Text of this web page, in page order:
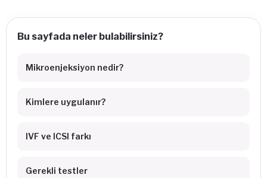
Bu sayfada neler bulabilirsiniz?
Mikroenjeksiyon nedir?
Kimlere uygulanır?
IVF ve ICSI farkı
Gerekli testler